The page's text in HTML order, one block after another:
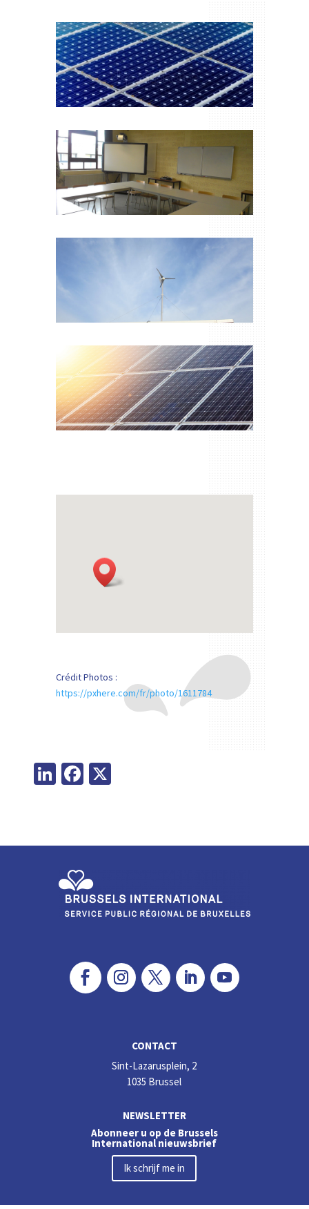
Crédit Photos :
https://pxhere.com/fr/photo/1611784
Li
dI
Fa
o
k
X
CONTACT
Sint-Lazarusplein, 2
1035 Brussel
NEWSLETTER
Abonneer u op de Brussels
International nieuwsbrief
Ik schrijf me in